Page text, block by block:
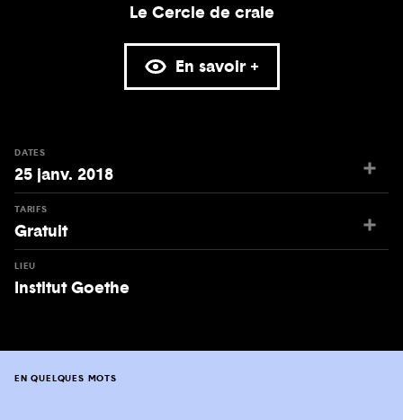
Le Cercle de craie
En savoir +
DATES
25 janv. 2018
TARIFS
Gratuit
LIEU
Institut Goethe
EN QUELQUES MOTS